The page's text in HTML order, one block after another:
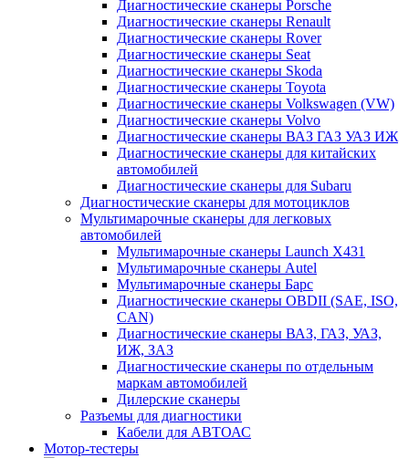
Диагностические сканеры Porsche
Диагностические сканеры Renault
Диагностические сканеры Rover
Диагностические сканеры Seat
Диагностические сканеры Skoda
Диагностические сканеры Toyota
Диагностические сканеры Volkswagen (VW)
Диагностические сканеры Volvo
Диагностические сканеры ВАЗ ГАЗ УАЗ ИЖ
Диагностические сканеры для китайских
автомобилей
Диагностические сканеры для Subaru
Диагностические сканеры для мотоциклов
Мультимарочные сканеры для легковых
автомобилей
Мультимарочные сканеры Launch X431
Мультимарочные сканеры Autel
Мультимарочные сканеры Барс
Диагностические сканеры OBDII (SAE, ISO,
CAN)
Диагностические сканеры ВАЗ, ГАЗ, УАЗ,
ИЖ, ЗАЗ
Диагностические сканеры по отдельным
маркам автомобилей
Дилерские сканеры
Разъемы для диагностики
Кабели для АВТОАС
Мотор-тестеры